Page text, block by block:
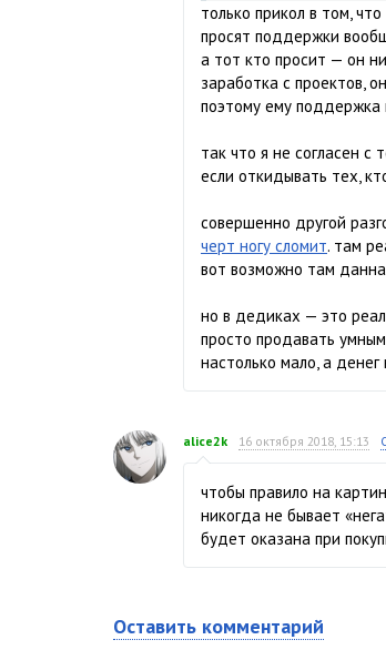
только прикол в том,
просят поддержки
а тот кто просит — он
заработка с проектов,
поэтому ему поддержка
так что я не согласен
если откидывать тех,
совершенно другой
черт ногу сломит. там
вот возможно там
но в дедиках — это
просто продавать
настолько мало, а
alice2k 16 октября 2018, 15:13
чтобы правило на
никогда не бывает
будет оказана при
Оставить комментарий